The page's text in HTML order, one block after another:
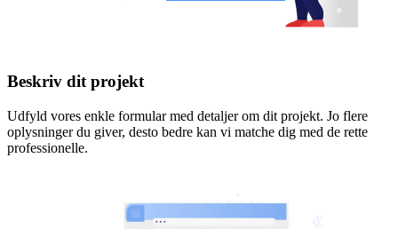
Beskriv dit projekt
Udfyld vores enkle formular med detaljer om dit projekt. Jo flere
oplysninger du giver, desto bedre kan vi matche dig med de rette
professionelle.